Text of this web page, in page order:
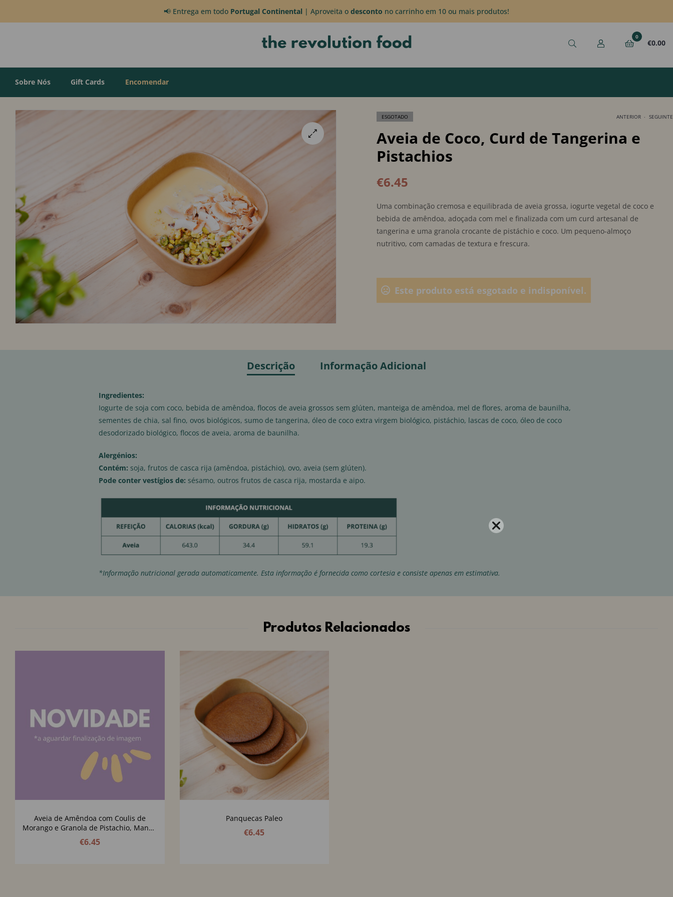
📢 Entrega em todo Portugal Continental | Aproveita o desconto no carrinho em 10 ou mais produtos!
0
€0.00
Sobre Nós Gift Cards Encomendar
ANTERIOR SEGUINTE
ESGOTADO
Aveia de Coco, Curd de Tangerina e
Pistachios
€6.45
Uma combinação cremosa e equilibrada de aveia grossa, iogurte vegetal de coco e
bebida de amêndoa, adoçada com mel e finalizada com um curd artesanal de
tangerina e uma granola crocante de pistáchio e coco. Um pequeno-almoço
nutritivo, com camadas de textura e frescura.
Este produto está esgotado e indisponível.
Descrição Informação Adicional
Ingredientes:
Iogurte de soja com coco, bebida de amêndoa, flocos de aveia grossos sem glúten, manteiga de amêndoa, mel de flores, aroma de baunilha,
sementes de chia, sal fino, ovos biológicos, sumo de tangerina, óleo de coco extra virgem biológico, pistáchio, lascas de coco, óleo de coco
desodorizado biológico, flocos de aveia, aroma de baunilha.
Alergénios:
Contém: soja, frutos de casca rija (amêndoa, pistáchio), ovo, aveia (sem glúten).
Pode conter vestígios de: sésamo, outros frutos de casca rija, mostarda e aipo.
*Informação nutricional gerada automaticamente. Esta informação é fornecida como cortesia e consiste apenas em estimativa.
Produtos Relacionados
Aveia de Amêndoa com Coulis de
Morango e Granola de Pistachio, Manga
e Cúrcuma
€6.45
Panquecas Paleo
€6.45